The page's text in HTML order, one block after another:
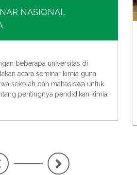
NASIONAL
beberapa universitas di
acara seminar kimia guna
sekolah dan mahasiswa untuk
pentingnya pendidikan kimia
<